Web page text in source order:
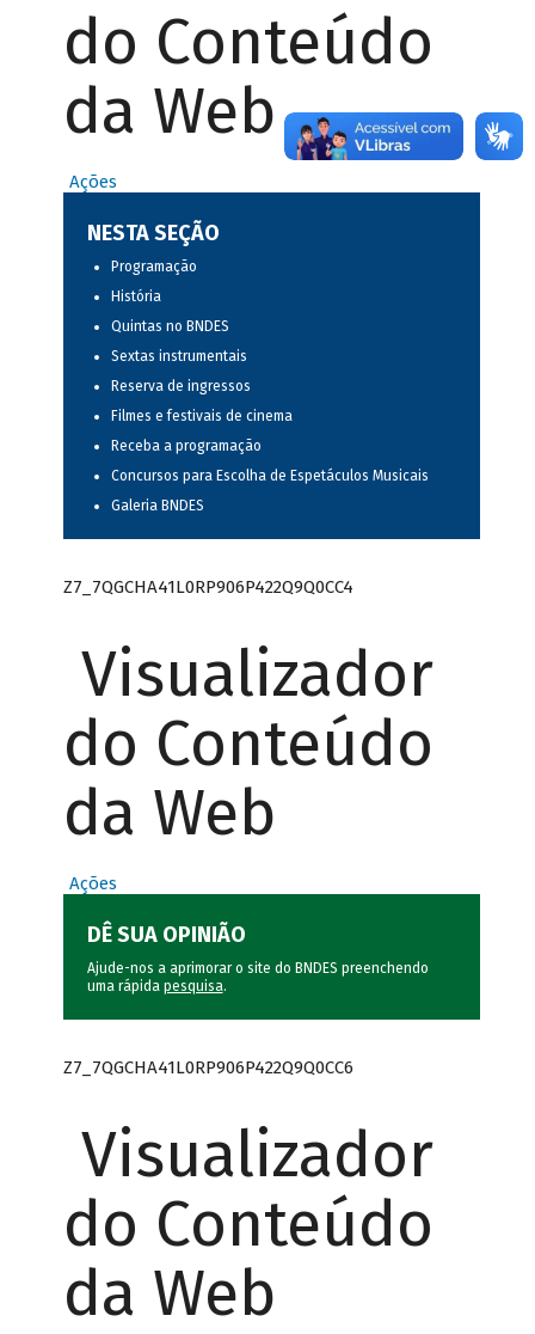
do Conteúdo
da Web
Ações
NESTA SEÇÃO
Programação
História
Quintas no BNDES
Sextas instrumentais
Reserva de ingressos
Filmes e festivais de cinema
Receba a programação
Concursos para Escolha de Espetáculos Musicais
Galeria BNDES
Z7_7QGCHA41L0RP906P422Q9Q0CC4
Visualizador
do Conteúdo
da Web
Ações
DÊ SUA OPINIÃO
Ajude-nos a aprimorar o site do BNDES preenchendo
uma rápida pesquisa.
Z7_7QGCHA41L0RP906P422Q9Q0CC6
Visualizador
do Conteúdo
da Web